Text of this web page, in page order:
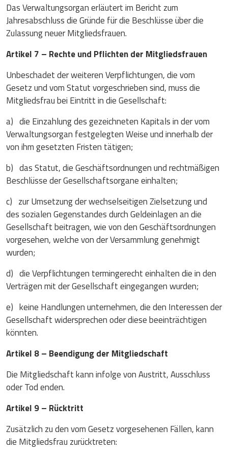
Das Verwaltungsorgan erläutert im Bericht zum
Jahresabschluss die Gründe für die Beschlüsse über die
Zulassung neuer Mitgliedsfrauen.
Artikel 7 – Rechte und Pflichten der Mitgliedsfrauen
Unbeschadet der weiteren Verpflichtungen, die vom
Gesetz und vom Statut vorgeschrieben sind, muss die
Mitgliedsfrau bei Eintritt in die Gesellschaft:
a) die Einzahlung des gezeichneten Kapitals in der vom
Verwaltungsorgan festgelegten Weise und innerhalb der
von ihm gesetzten Fristen tätigen;
b) das Statut, die Geschäftsordnungen und rechtmäßigen
Beschlüsse der Gesellschaftsorgane einhalten;
c) zur Umsetzung der wechselseitigen Zielsetzung und
des sozialen Gegenstandes durch Geldeinlagen an die
Gesellschaft beitragen, wie von den Geschäftsordnungen
vorgesehen, welche von der Versammlung genehmigt
wurden;
d) die Verpflichtungen termingerecht einhalten die in den
Verträgen mit der Gesellschaft eingegangen wurden;
e) keine Handlungen unternehmen, die den Interessen der
Gesellschaft widersprechen oder diese beeinträchtigen
könnten.
Artikel 8 – Beendigung der Mitgliedschaft
Die Mitgliedschaft kann infolge von Austritt, Ausschluss
oder Tod enden.
Artikel 9 – Rücktritt
Zusätzlich zu den vom Gesetz vorgesehenen Fällen, kann
die Mitgliedsfrau zurücktreten: